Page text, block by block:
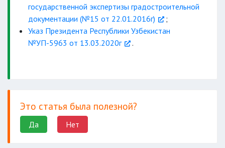
государственной экспертизы градостроительной
документации (№15 от 22.01.2016г)
;
Указ Президента Республики Узбекистан
№УП-5963 от 13.03.2020г
.
Это статья была полезной?
Да Нет